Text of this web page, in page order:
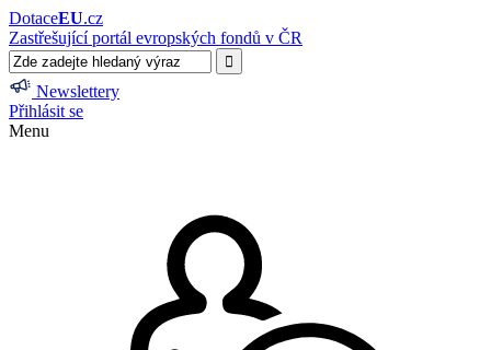
DotaceEU.cz
Zastřešující portál evropských fondů v ČR
Newslettery
Přihlásit se
Menu